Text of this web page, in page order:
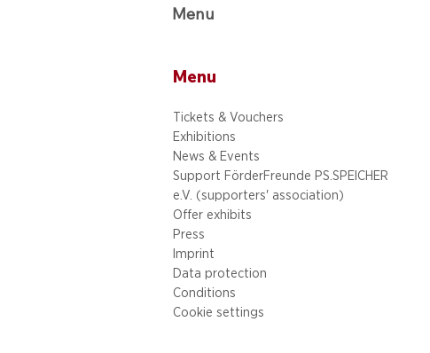
Menu
Menu
Tickets & Vouchers
Exhibitions
News & Events
Support FörderFreunde PS.SPEICHER
e.V. (supporters' association)
Offer exhibits
Press
Imprint
Data protection
Conditions
Cookie settings